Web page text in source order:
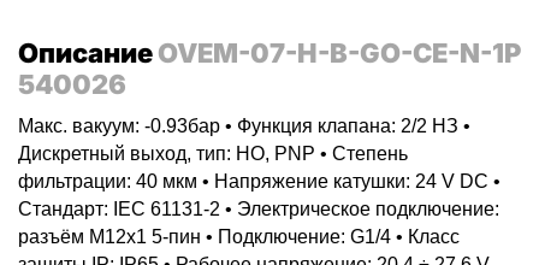
ОписаниеOVEM-07-H-B-GO-CE-N-1P
540026
Макс. вакуум: -0.93бар • Функция клапана: 2/2 НЗ •
Дискретный выход, тип: НО, PNP • Степень
фильтрации: 40 мкм • Напряжение катушки: 24 V DC •
Стандарт: IEC 61131-2 • Электрическое подключение:
разъём M12x1 5-пин • Подключение: G1/4 • Класс